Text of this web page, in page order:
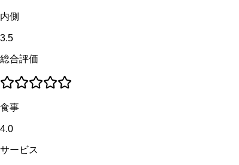
内側
3.5
総合評価
食事
4.0
サービス